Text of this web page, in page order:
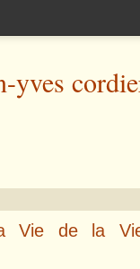
yves
Vie de la